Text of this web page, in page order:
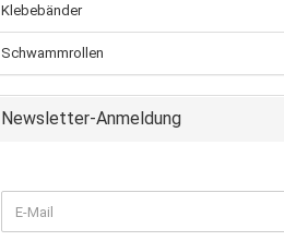
Klebebänder
Schwammrollen
Newsletter-Anmeldung